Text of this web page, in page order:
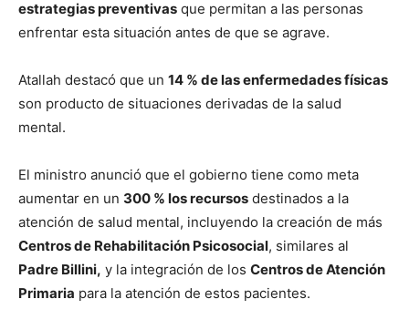
estrategias preventivas que permitan a las personas
enfrentar esta situación antes de que se agrave.
Atallah destacó que un 14 % de las enfermedades físicas
son producto de situaciones derivadas de la salud
mental.
El ministro anunció que el gobierno tiene como meta
aumentar en un 300 % los recursos destinados a la
atención de salud mental, incluyendo la creación de más
Centros de Rehabilitación Psicosocial, similares al
Padre Billini, y la integración de los Centros de Atención
Primaria para la atención de estos pacientes.